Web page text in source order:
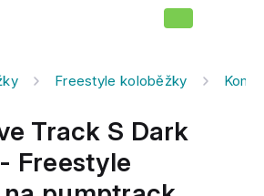
Nákupní
Freestyle koloběžky
Track S Dark
Freestyle